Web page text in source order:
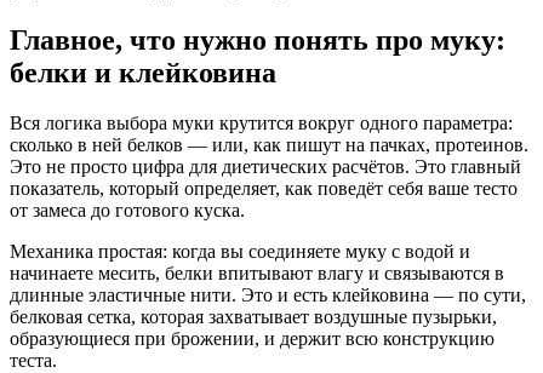
Главное, что нужно понять про муку:
белки и клейковина
Вся логика выбора муки крутится вокруг одного параметра:
сколько в ней белков — или, как пишут на пачках, протеинов.
Это не просто цифра для диетических расчётов. Это главный
показатель, который определяет, как поведёт себя ваше тесто
от замеса до готового куска.
Механика простая: когда вы соединяете муку с водой и
начинаете месить, белки впитывают влагу и связываются в
длинные эластичные нити. Это и есть клейковина — по сути,
белковая сетка, которая захватывает воздушные пузырьки,
образующиеся при брожении, и держит всю конструкцию
теста.